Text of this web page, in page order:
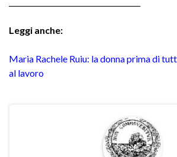
Leggi anche:
Maria Rachele Ruiu: la donna prima di
al lavoro